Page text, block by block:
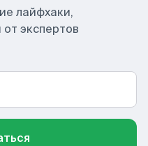
лайфхаки,
экспертов